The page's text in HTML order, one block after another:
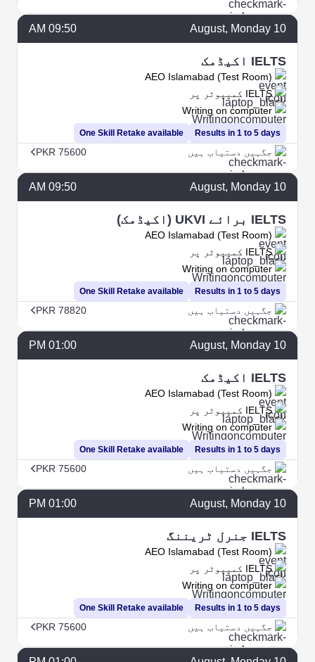
10
August, Monday
09:50 AM
IELTS اکیڈمک
AEO Islamabad (Test Room)
Results in 1 to 5 days
IELTS کمپیوٹر پر
Writing on computer
One Skill Retake available
جگہیں دستیاب ہیں PKR 75600
10
August, Monday
09:50 AM
IELTS برائے UKVI (اکیڈمک)
AEO Islamabad (Test Room)
Results in 1 to 5 days
IELTS کمپیوٹر پر
Writing on computer
One Skill Retake available
جگہیں دستیاب ہیں PKR 78820
10
August, Monday
01:00 PM
IELTS اکیڈمک
AEO Islamabad (Test Room)
Results in 1 to 5 days
IELTS کمپیوٹر پر
Writing on computer
One Skill Retake available
جگہیں دستیاب ہیں PKR 75600
10
August, Monday
01:00 PM
IELTS جنرل ٹریننگ
AEO Islamabad (Test Room)
Results in 1 to 5 days
IELTS کمپیوٹر پر
Writing on computer
One Skill Retake available
جگہیں دستیاب ہیں PKR 75600